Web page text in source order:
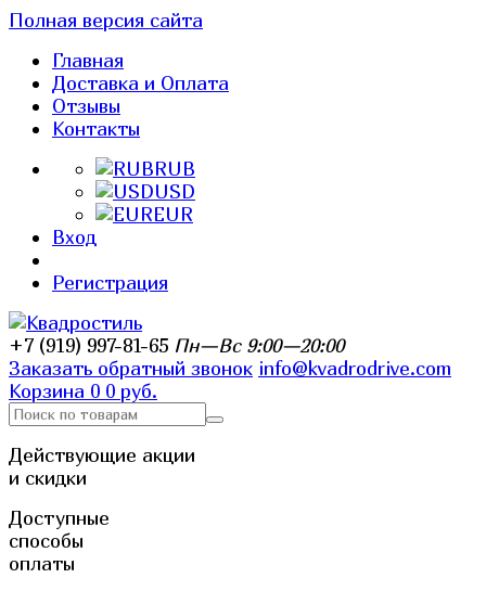
Полная версия сайта
Главная
Доставка и Оплата
Отзывы
Контакты
RUB
USD
EUR
Вход
Регистрация
+7 (919) 997-81-65 Пн—Вс 9:00—20:00
Заказать обратный звонок info@kvadrodrive.com
Корзина 0 0 руб.
Действующие акции
и скидки
Доступные
способы
оплаты